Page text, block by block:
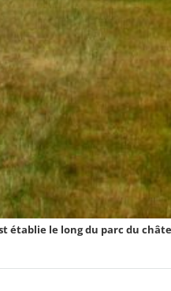
établie le long du parc du